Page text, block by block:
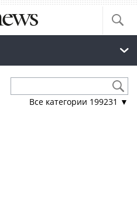
Все категории 199231 ▼